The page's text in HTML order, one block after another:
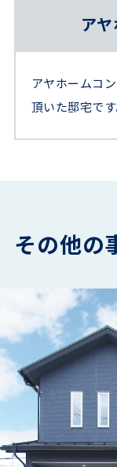
ア
アヤホームコ
頂いた邸宅です
その他の